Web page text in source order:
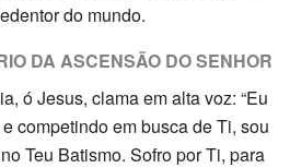
do mundo.
DA ASCENSÃO DO SENHOR
ó Jesus, clama em alta voz: “Eu
competindo em busca de Ti, sou
Teu Batismo. Sofro por Ti, para